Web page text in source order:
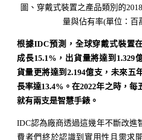
圖、穿戴式裝置之產品類別的
量與佔有率(單位：百
根據IDC預測，全球穿戴式裝置
成長15.1% ，出貨量將達到 1.329
貨量更將達到 2.194億支，未來五
長率達13.4% 。在2022年之時，每
就有兩支是智慧手錶。
IDC認為廠商透過這幾年不斷改進
費者們終於認識到實用性且需求